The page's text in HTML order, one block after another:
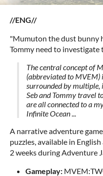
//ENG//
"Mumuton the dust bunny
Tommy need to
The central concept of
(abbreviated to MVEM)
surrounded by
Seb and Tommy travel
are all connected to a
Infinite Ocean ...
A narrative adventure
puzzles, available in
2 weeks during Adventure
Gameplay: